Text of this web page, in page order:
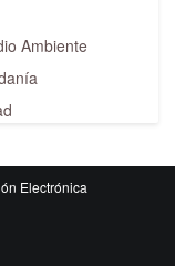
Ambiente
Electrónica